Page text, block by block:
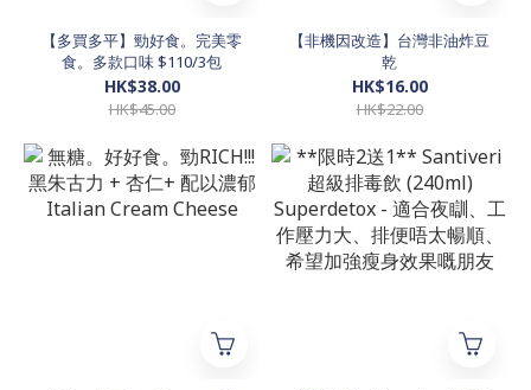
【多買多平】勁好食。完美零
食。多款口味 $110/3包
HK$38.00
HK$45.00
【非機因改造】台灣非油炸豆
乾
HK$16.00
HK$22.00